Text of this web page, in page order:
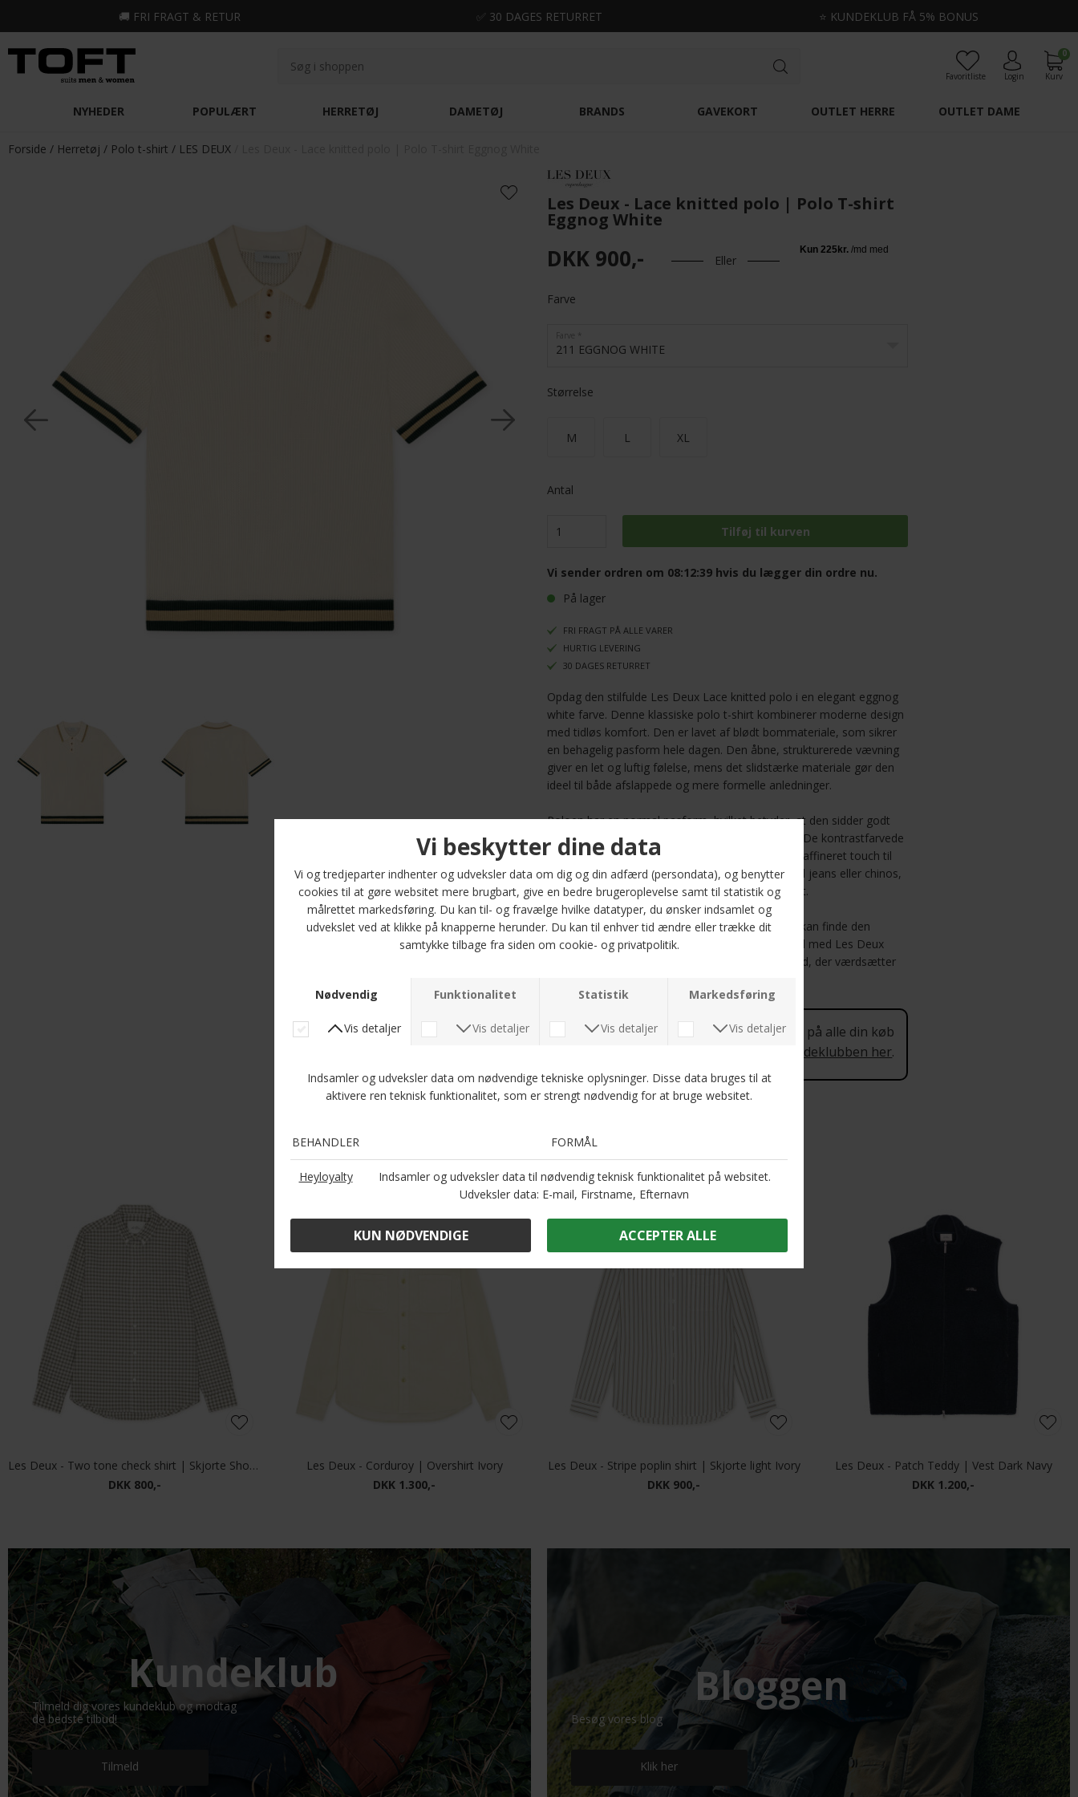
🚚 FRI FRAGT & RETUR ✅ 30 DAGES RETURRET ⭐ KUNDEKLUB FÅ 5% BONUS
Kurv
0
Login
Favoritliste
NYHEDER POPULÆRT HERRETØJ DAMETØJ BRANDS GAVEKORT OUTLET HERRE OUTLET DAME
Forside Herretøj Polo t-shirt LES DEUX
Les Deux - Lace knitted polo | Polo T-shirt
Eggnog White
DKK 900,- Eller
Farve
211 EGGNOG WHITE
Farve
Størrelse
M L XL
Antal
Vi sender ordren om 08:12:38 hvis du lægger din ordre nu.
På lager
FRI FRAGT PÅ ALLE VARER
HURTIG LEVERING
30 DAGES RETURRET
Opdag den stilfulde Les Deux Lace knitted polo i en elegant eggnog
white farve. Denne klassiske polo t-shirt kombinerer moderne design
med tidløs komfort. Den er lavet af blødt bommateriale, som sikrer
en behagelig pasform hele dagen. Den åbne, strukturerede vævning
giver en let og luftig følelse, mens det slidstærke materiale gør den
ideel til både afslappede og mere formelle anledninger.
Poloen har en normal pasform, hvilket betyder, at den sidder godt
uden at være for stram, perfekt til hverdagsbrug. De kontrastfarvede
ribkanter ved kraven og manchetterne tilføjer et raffineret touch til
den enkle stil. Uanset om du kombinerer den med jeans eller chinos,
vil denne polo tilføje et moderne præg til dit outfit.
Tilgængelig i størrelserne M, L, XL og 2XL, så du kan finde den
perfekte pasform. Gør din garderobe mere stilfuld med Les Deux
Lace knitted polo – et must-have for enhver mand, der værdsætter
Optjen 5 procent rabat på alle din køb
Læs mere om Kundeklubben her.
Andre købte også
Les Deux - Two tone check shirt | Skjorte Shopping Bag Brown
DKK 800,-
Les Deux - Corduroy | Overshirt Ivory
DKK 1.300,-
Les Deux - Stripe poplin shirt | Skjorte light Ivory
DKK 900,-
Les Deux - Patch Teddy | Vest Dark Navy
DKK 1.200,-
Kundeklub
Tilmeld dig vores kundeklub og modtag
de bedste tilbud!
Tilmeld
Bloggen
Besøg vores blog
Klik her